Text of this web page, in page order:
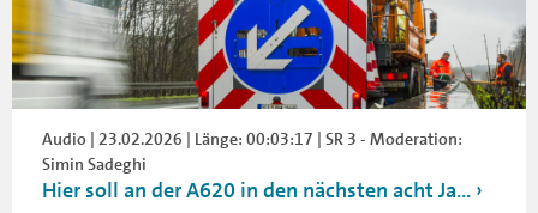
Audio | 23.02.2026 | Länge: 00:03:17 | SR 3 - Moderation:
Simin Sadeghi
Hier soll an der A620 in den nächsten acht Ja...